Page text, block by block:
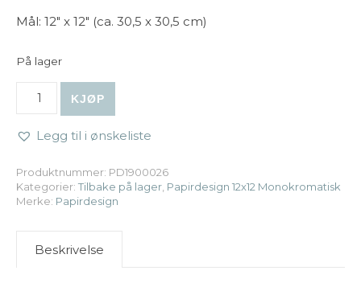
Mål: 12″ x 12″ (ca. 30,5 x 30,5 cm)
På lager
KJØP
Legg til i ønskeliste
Produktnummer: PD1900026
Kategorier: Tilbake på lager, Papirdesign 12x12 Monokromatisk
Merke: Papirdesign
Beskrivelse